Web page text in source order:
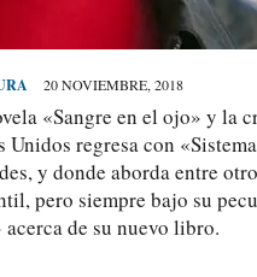
20 NOVIEMBRE, 2018
«Sangre en el ojo» y la
Unidos regresa con
y donde aborda entre
pero siempre bajo su
de su nuevo libro.